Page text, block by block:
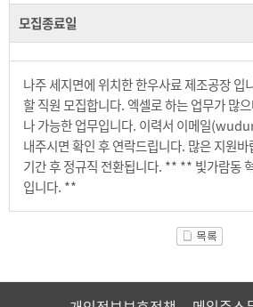
모집종료일
나주 세지면에 위치한 한우사료 제조공장 입
할 직원 모집합니다. 엑셀로 하는 업무가 많
나 가능한 업무입니다. 이력서 이메일
내주시면 확인 후 연락드립니다. 많은 지원
기간 후 정규직 전환됩니다. ** ** 빛가람동
입니다. **